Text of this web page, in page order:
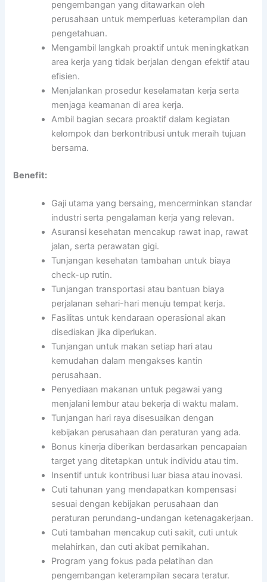
pengembangan yang ditawarkan oleh
perusahaan untuk memperluas keterampilan dan
pengetahuan.
Mengambil langkah proaktif untuk meningkatkan
area kerja yang tidak berjalan dengan efektif atau
efisien.
Menjalankan prosedur keselamatan kerja serta
menjaga keamanan di area kerja.
Ambil bagian secara proaktif dalam kegiatan
kelompok dan berkontribusi untuk meraih tujuan
bersama.
Benefit:
Gaji utama yang bersaing, mencerminkan standar
industri serta pengalaman kerja yang relevan.
Asuransi kesehatan mencakup rawat inap, rawat
jalan, serta perawatan gigi.
Tunjangan kesehatan tambahan untuk biaya
check-up rutin.
Tunjangan transportasi atau bantuan biaya
perjalanan sehari-hari menuju tempat kerja.
Fasilitas untuk kendaraan operasional akan
disediakan jika diperlukan.
Tunjangan untuk makan setiap hari atau
kemudahan dalam mengakses kantin
perusahaan.
Penyediaan makanan untuk pegawai yang
menjalani lembur atau bekerja di waktu malam.
Tunjangan hari raya disesuaikan dengan
kebijakan perusahaan dan peraturan yang ada.
Bonus kinerja diberikan berdasarkan pencapaian
target yang ditetapkan untuk individu atau tim.
Insentif untuk kontribusi luar biasa atau inovasi.
Cuti tahunan yang mendapatkan kompensasi
sesuai dengan kebijakan perusahaan dan
peraturan perundang-undangan ketenagakerjaan.
Cuti tambahan mencakup cuti sakit, cuti untuk
melahirkan, dan cuti akibat pernikahan.
Program yang fokus pada pelatihan dan
pengembangan keterampilan secara teratur.